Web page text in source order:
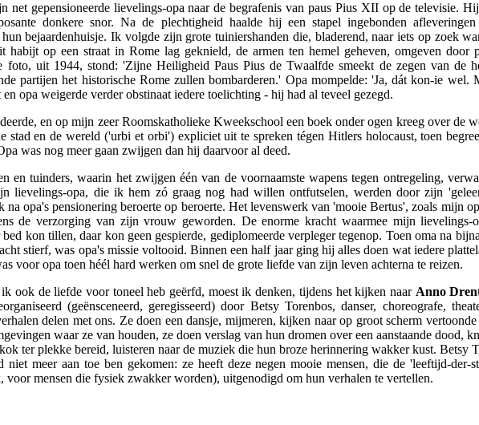
gepensioneerde lievelings-opa naar de begrafenis van paus Pius XII op de televisie.
donkere snor. Na de plechtigheid haalde hij een stapel ingebonden
bejaardenhuisje. Ik volgde zijn grote tuiniershanden die, bladerend, naar iets op zoek
op een straat in Rome lag geknield, de armen ten hemel geheven, omgeven door
foto, uit 1944, stond: 'Zijne Heiligheid Paus Pius de Twaalfde smeekt de zegen van de
partijen het historische Rome zullen bombarderen.' Opa mompelde: 'Ja, dát kon-ie wel.
opa weigerde verder obstinaat iedere toelichting - hij had al teveel gezegd.
en op mijn zeer Roomskatholieke Kweekschool een boek onder ogen kreeg over de
stad en de wereld ('urbi et orbi') expliciet uit te spreken tégen Hitlers holocaust, toen
was nog meer gaan zwijgen dan hij daarvoor al deed.
en tuinders, waarin het zwijgen één van de voornaamste wapens tegen ontregeling,
lievelings-opa, die ik hem zó graag nog had willen ontfutselen, werden door zijn
opa's pensionering beroerte op beroerte. Het levenswerk van 'mooie Bertus', zoals mijn
de verzorging van zijn vrouw geworden. De enorme kracht waarmee mijn lievelings-
kon tillen, daar kon geen gespierde, gediplomeerde verpleger tegenop. Toen oma na
stierf, was opa's missie voltooid. Binnen een half jaar ging hij alles doen wat iedere
voor opa toen héél hard werken om snel de grote liefde van zijn leven achterna te reizen.
ook de liefde voor toneel heb geërfd, moest ik denken, tijdens het kijken naar Anno
(geënsceneerd, geregisseerd) door Betsy Torenbos, danser, choreografe,
delen met ons. Ze doen een dansje, mijmeren, kijken naar op groot scherm vertoonde
waar ze van houden, ze doen verslag van hun dromen over een aanstaande dood,
ter plekke bereid, luisteren naar de muziek die hun broze herinnering wakker kust. Betsy
meer aan toe ben gekomen: ze heeft deze negen mooie mensen, die de 'leeftijd-der-
mensen die fysiek zwakker worden), uitgenodigd om hun verhalen te vertellen.